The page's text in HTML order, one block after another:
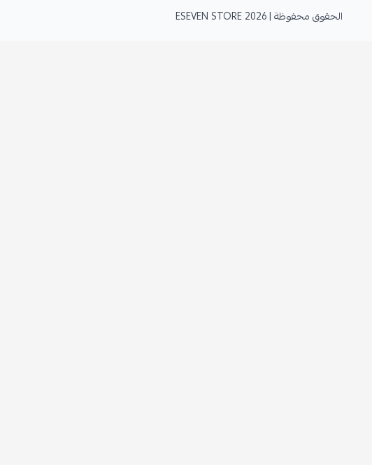
الحقوق محفوظة | 2026 ESEVEN STORE